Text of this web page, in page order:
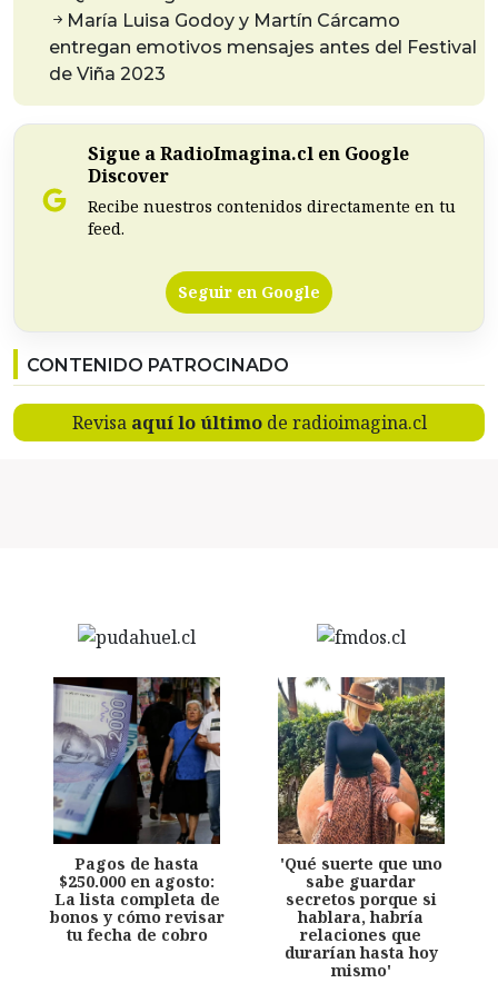
María Luisa Godoy y Martín Cárcamo
entregan emotivos mensajes antes del Festival
de Viña 2023
Sigue a RadioImagina.cl en Google
Discover
Recibe nuestros contenidos directamente en tu
feed.
Seguir en Google
CONTENIDO PATROCINADO
Revisa aquí lo últimode radioimagina.cl
Pagos de hasta
$250.000 en agosto:
La lista completa de
bonos y cómo revisar
tu fecha de cobro
'Qué suerte que uno
sabe guardar
secretos porque si
hablara, habría
relaciones que
durarían hasta hoy
mismo'